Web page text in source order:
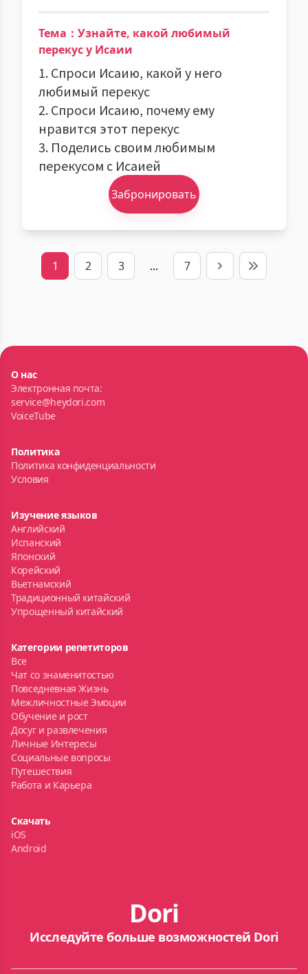
Тема：Узнайте, какой любимый
перекус у Исаии
1. Спроси Исаию, какой у него
любимый перекус
2. Спроси Исаию, почему ему
нравится этот перекус
3. Поделись своим любимым
перекусом с Исаией
Забронировать
1 2 3 ... 7 Next Last
О нас
Электронная почта:
service@heydori.com
VoiceTube
Политика
Политика конфиденциальности
Условия
Изучение языков
Английский
Испанский
Японский
Корейский
Вьетнамский
Традиционный китайский
Упрощенный китайский
Категории репетиторов
Все
Чат со знаменитостью
Повседневная Жизнь
Межличностные Эмоции
Обучение и рост
Досуг и развлечения
Личные Интересы
Социальные вопросы
Путешествия
Работа и Карьера
Скачать
iOS
Android
Dori
Исследуйте больше возможностей Dori